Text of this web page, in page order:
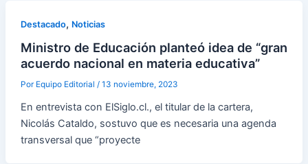
Destacado, Noticias
Ministro de Educación planteó idea de “gran
acuerdo nacional en materia educativa”
Por Equipo Editorial / 13 noviembre, 2023
En entrevista con ElSiglo.cl., el titular de la cartera,
Nicolás Cataldo, sostuvo que es necesaria una agenda
transversal que “proyecte